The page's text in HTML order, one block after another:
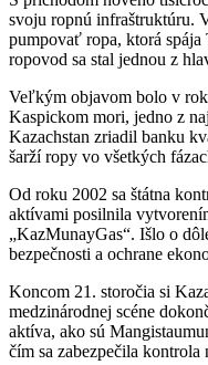
svoju ropnú infraštruktúru.
pumpovať ropa, ktorá
ropovod sa stal jednou z
Veľkým objavom bolo v
Kaspickom mori, jedno z
Kazachstan zriadil banku
šarží ropy vo všetkých
Od roku 2002 sa štátna
aktívami posilnila
„KazMunayGas“. Išlo o
bezpečnosti a ochrane
Koncom 21. storočia si
medzinárodnej scéne
aktíva, ako sú
čím sa zabezpečila